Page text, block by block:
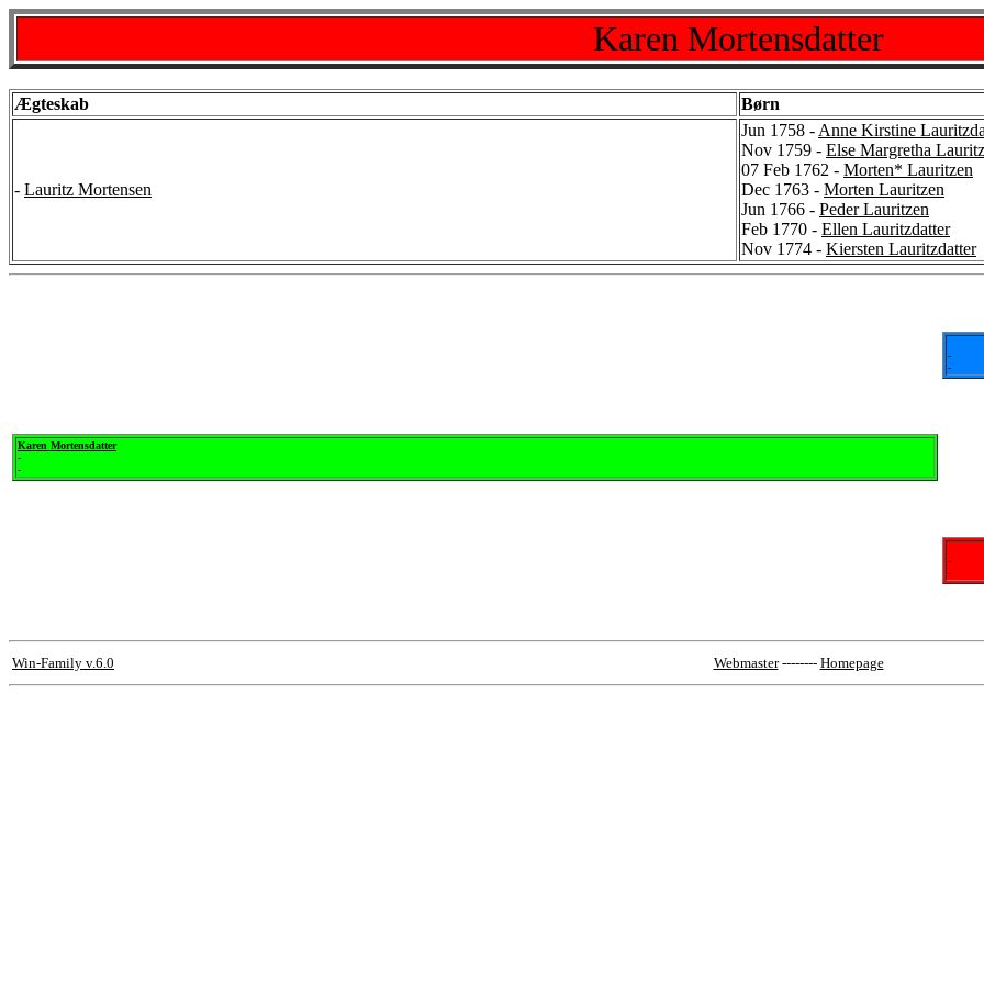
Karen Mortensdatter
Ægteskab Børn
- Lauritz Mortensen
Jun 1758 - Anne Kirstine
Nov 1759 - Else Margretha
07 Feb 1762 - Morten* Lauritzen
Dec 1763 - Morten Lauritzen
Jun 1766 - Peder Lauritzen
Feb 1770 - Ellen Lauritzdatter
Nov 1774 - Kiersten Lauritzdatter
Karen Mortensdatter
-
-
-
-
-
-
Win-Family v.6.0 Webmaster-------- Homepage